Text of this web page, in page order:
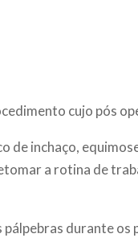
cujo pós
de inchaço,
a rotina de
durante